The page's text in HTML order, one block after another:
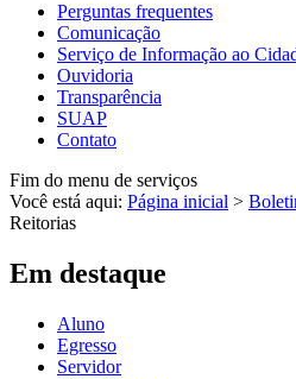
Perguntas frequentes
Comunicação
Serviço de Informação ao
Ouvidoria
Transparência
SUAP
Contato
Fim do menu de serviços
Você está aqui: Página inicial >
Reitorias
Em destaque
Aluno
Egresso
Servidor